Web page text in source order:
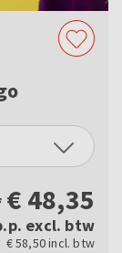
€ 48,35
excl. btw
€ 58,50 incl. btw